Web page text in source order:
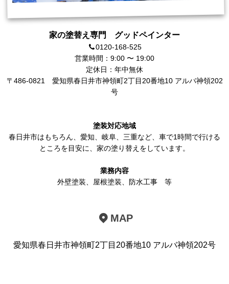
家の塗替え専門 グッドペインター
0120-168-525
営業時間：9:00 〜 19:00
定休日：年中無休
〒486-0821 愛知県春日井市神領町2丁目20番地10 アルバ神領202
号
塗装対応地域
春日井市はもちろん、 愛知、岐阜、三重など、車で1時間で行ける
ところを目安に、家の塗り替えをしています。
業務内容
外壁塗装、 屋根塗装、 防水工事 等
MAP
愛知県春日井市神領町2丁目20番地10 アルバ神領202号